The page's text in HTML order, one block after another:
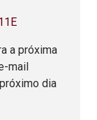
a próxima
mail
dia